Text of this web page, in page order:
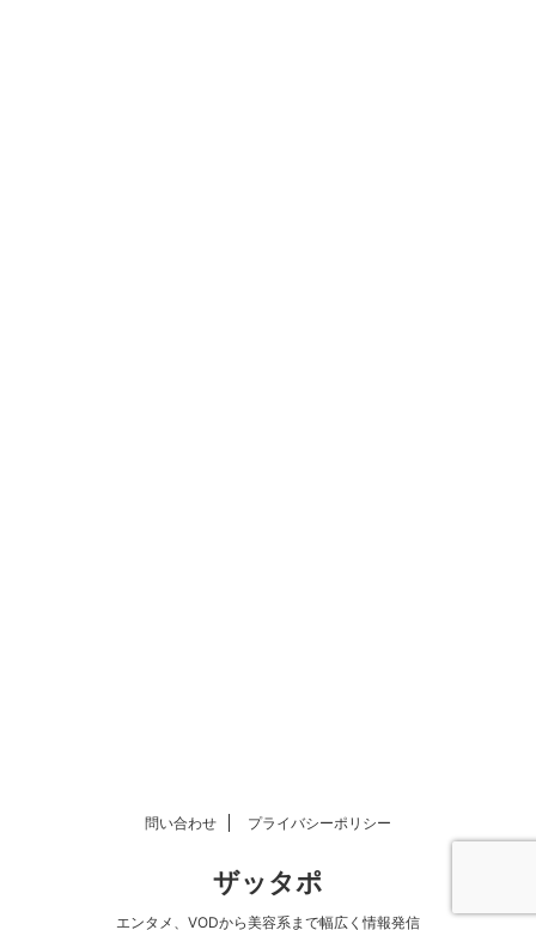
問い合わせ プライバシーポリシー
ザッタポ
エンタメ、VODから美容系まで幅広く情報発信